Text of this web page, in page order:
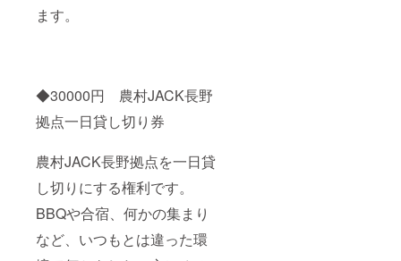
ます。
◆30000円 農村JACK長野
拠点一日貸し切り券
農村JACK長野拠点を一日貸
し切りにする権利です。
BBQや合宿、何かの集まり
など、いつもとは違った環